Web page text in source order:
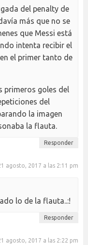
del penalty de
más que no se
que Messi está
intenta recibir el
el primer tanto de
primeros goles del
del
la imagen
la flauta.
Responder
agosto, 2017 a las 2:11 pm
lo de la flauta..:!
Responder
agosto, 2017 a las 2:22 pm